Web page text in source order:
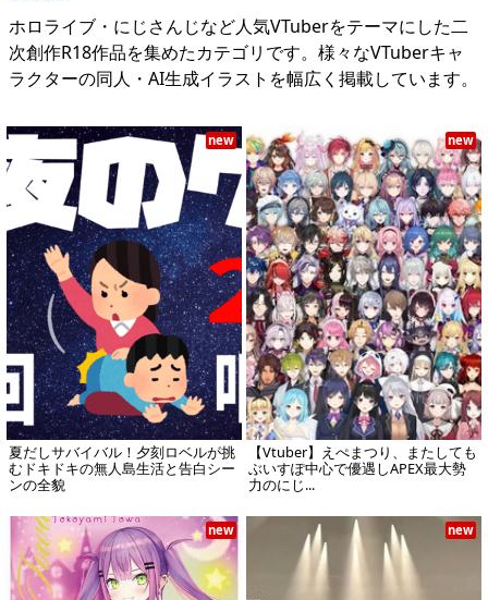
ホロライブ・にじさんじなど人気VTuberをテーマにした二
次創作R18作品を集めたカテゴリです。様々なVTuberキャ
ラクターの同人・AI生成イラストを幅広く掲載しています。
new
夏だしサバイバル！夕刻ロベルが挑
むドキドキの無人島生活と告白シー
ンの全貌
new
【Vtuber】えぺまつり、またしても
ぶいすぽ中心で優遇しAPEX最大勢
力のにじ...
new new